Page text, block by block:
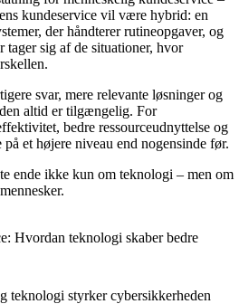
kundeservice vil være hybrid: en
der håndterer rutineopgaver, og
tager sig af de situationer, hvor
svar, mere relevante løsninger og
altid er tilgængelig. For
bedre ressourceudnyttelse og
et højere niveau end nogensinde før.
ende ikke kun om teknologi – men om
Hvordan teknologi skaber bedre
teknologi styrker cybersikkerheden